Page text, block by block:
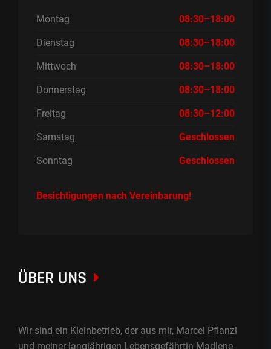
Montag 08:30–18:00
Dienstag 08:30–18:00
Mittwoch 08:30–18:00
Donnerstag 08:30–18:00
Freitag 08:30–12:00
Samstag Geschlossen
Sonntag Geschlossen
Besichtigungen nach Vereinbarung!
ÜBER UNS
Wir sind ein Kleinbetrieb, der aus mir, Marcel Pflanzl
und meiner langjährigen Lebensgefährtin Madlene